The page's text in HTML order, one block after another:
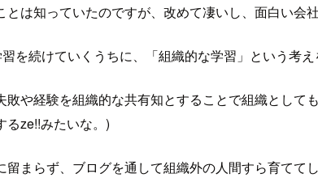
は知っていたのですが、改めて凄いし、面白い会
を続けていくうちに、「組織的な学習」という考え
敗や経験を組織的な共有知とすることで組織とし
るze!!みたいな。)
まらず、ブログを通して組織外の人間すら育てて